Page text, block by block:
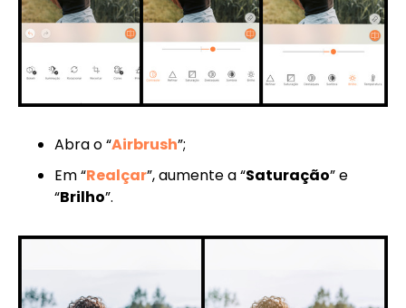
Abra o “Airbrush”;
Em “Realçar”, aumente a “Saturação” e
“Brilho”.